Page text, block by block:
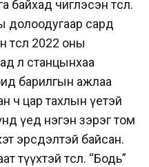
байхад чиглэсэн төсөл.
долоодугаар сард
2022 оны
л станцынхаа
барилгын ажлаа
ч цар тахлын үетэй
үед нэгэн зэрэг том
эрсдэлтэй байсан.
түүхтэй төсөл. “Бодь”